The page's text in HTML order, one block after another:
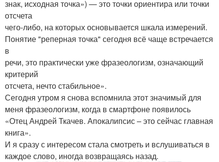
знак, исходная точка») — это точки ориентира или точки
отсчета
чего-либо, на которых основывается шкала измерений.
Понятие "реперная точка" сегодня всё чаще встречается
в
речи, это практически уже фразеологизм, означающий
критерий
отсчета, нечто стабильное».
Сегодня утром я снова вспомнила этот значимый для
меня фразеологизм, когда в смартфоне появилось
«Отец Андрей Ткачев. Апокалипсис – это сейчас главная
книга».
И я сразу с интересом стала смотреть и вслушиваться в
каждое слово, иногда возвращаясь назад.